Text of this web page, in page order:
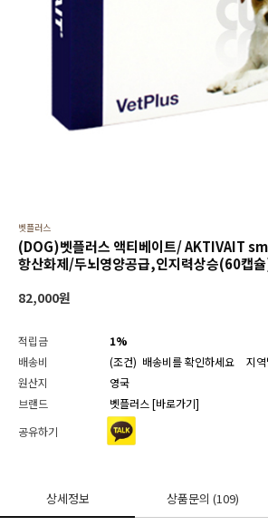
벳플러스
(DOG)벳플러스 액티베이트/ AKTIVAIT
항산화제/두뇌영양공급,인지력상승(60캡
82,000원
적립금
1%
배송비
(조건) 배송비를 확인하세요
지역
원산지
영국
브랜드
벳플러스 [바로가기]
공유하기
상세정보 상품문의 (109)